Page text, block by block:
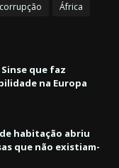
África
que faz
na Europa
habitação abriu
que não existiam-